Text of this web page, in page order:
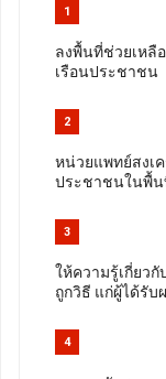
1
ลงพื้นที่ช่วยเหลื
เรือนประชาชน
2
หน่วยแพทย์สงเ
ประชาชนในพื้น
3
ให้ความรู้เกี่ยว
ถูกวิธี แก่ผู้ได้รับ
4